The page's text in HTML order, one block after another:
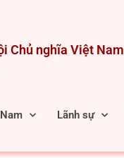
Chủ nghĩa Việt Nam
Lãnh sự